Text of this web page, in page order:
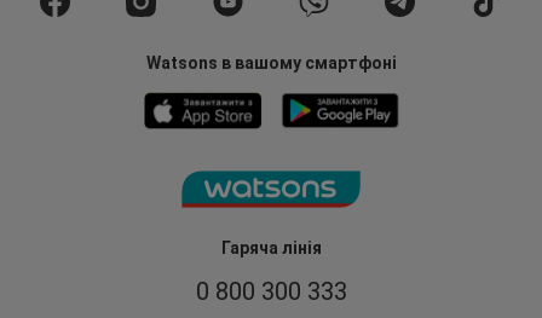
Гаряча лінія
0 800 300 333
Watsons в вашому смартфоні